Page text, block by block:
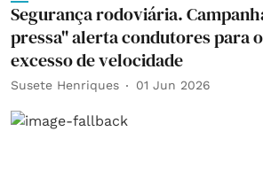
Segurança rodoviária.
pressa" alerta condutores para
excesso de velocidade
Susete Henriques 01 Jun 2026